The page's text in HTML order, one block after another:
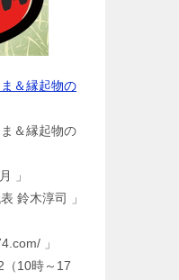
＆縁起物の
＆縁起物の
」
鈴木淳司 」
」
10時～17